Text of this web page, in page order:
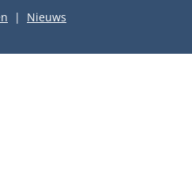
Nieuws